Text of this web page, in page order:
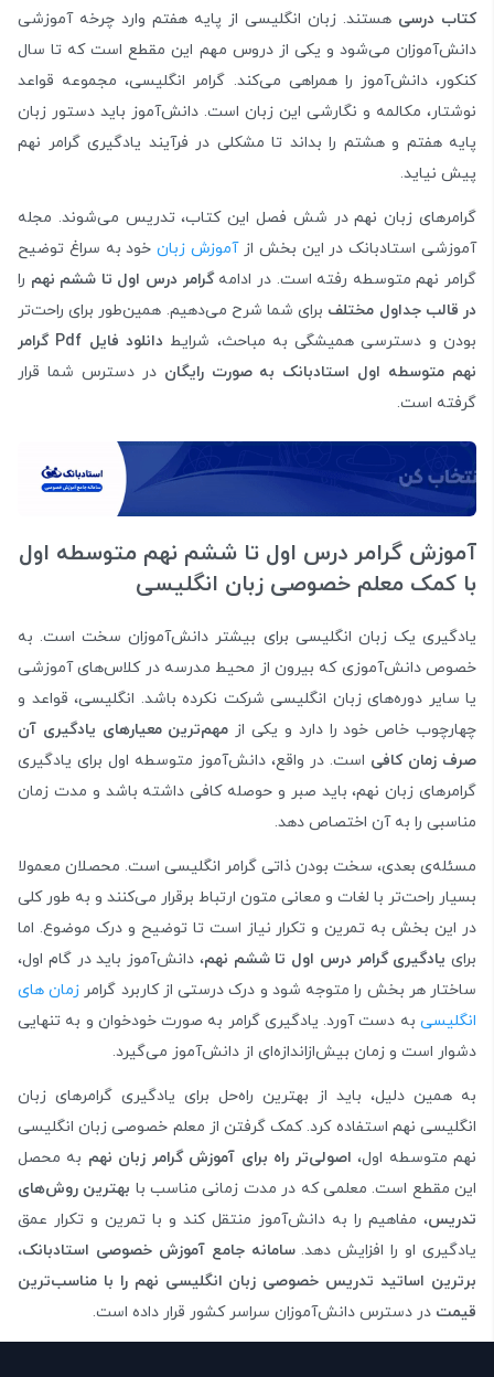
کتاب درسی هستند. زبان انگلیسی از پایه هفتم وارد چرخه آموزشی
دانش‌آموزان می‌شود و یکی از دروس مهم این مقطع است که تا سال
کنکور، دانش‌آموز را همراهی می‌کند. گرامر انگلیسی، مجموعه قواعد
نوشتار، مکالمه و نگارشی این زبان است. دانش‌آموز باید دستور زبان
پایه هفتم و هشتم را بداند تا مشکلی در فرآیند یادگیری گرامر نهم
پیش نیاید.
گرامرهای زبان نهم در شش فصل این کتاب، تدریس می‌شوند. مجله
آموزشی استادبانک در این بخش ازآموزش زبانخود به سراغ توضیح
گرامر نهم متوسطه رفته است. در ادامهگرامر درس اول تا ششم نهم را
در قالب جداول مختلف برای شما شرح می‌دهیم. همین‌طور برای راحت‌تر
بودن و دسترسی همیشگی به مباحث، شرایط دانلود فایل Pdf گرامر
نهم متوسطه اول استادبانک به صورت رایگان در دسترس شما قرار
گرفته است.
آموزش گرامر درس اول تا ششم نهم متوسطه اول
با کمک معلم خصوصی زبان انگلیسی
یادگیری یک زبان انگلیسی برای بیشتر دانش‌آموزان سخت است. به
خصوص دانش‌آموزی که بیرون از محیط مدرسه در کلاس‌های آموزشی
یا سایر دوره‌های زبان انگلیسی شرکت نکرده باشد. انگلیسی، قواعد و
چهارچوب خاص خود را دارد و یکی از مهم‌ترین معیارهای یادگیری آن
صرف زمان کافی است. در واقع، دانش‌آموز متوسطه اول برای یادگیری
گرامرهای زبان نهم، باید صبر و حوصله کافی داشته باشد و مدت زمان
مناسبی را به آن اختصاص دهد.
مسئله‌ی بعدی، سخت بودن ذاتی گرامر انگلیسی است. محصلان معمولا
بسیار راحت‌تر با لغات و معانی متون ارتباط برقرار می‌کنند و به طور کلی
در این بخش به تمرین و تکرار نیاز است تا توضیح و درک موضوع. اما
برای یادگیری گرامر درس اول تا ششم نهم، دانش‌آموز باید در گام اول،
ساختار هر بخش را متوجه شود و درک درستی از کاربرد گرامر زمان‌ های
انگلیسی به دست آورد. یادگیری گرامر به صورت خودخوان و به تنهایی
دشوار است و زمان بیش‌ازاندازه‌ای از دانش‌آموز می‌گیرد.
به همین دلیل، باید از بهترین راه‌حل برای یادگیری گرامرهای زبان
انگلیسی نهم استفاده کرد. کمک گرفتن از معلم خصوصی زبان انگلیسی
نهم متوسطه اول، اصولی‌تر راه برای آموزش گرامر زبان نهم به محصل
این مقطع است. معلمی که در مدت زمانی مناسب با بهترین روش‌های
تدریس، مفاهیم را به دانش‌‌آموز منتقل کند و با تمرین و تکرار عمق
یادگیری او را افزایش دهد.سامانه جامع آموزش خصوصی استادبانک،
برترین اساتید تدریس خصوصی زبان انگلیسی نهم را با مناسب‌ترین
قیمت در دسترس دانش‌آموزان سراسر کشور قرار داده است.